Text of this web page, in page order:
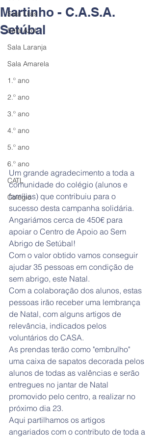
Sala Lilás
Sala Azul
Sala Laranja
Sala Amarela
1.º ano
2.º ano
3.º ano
4.º ano
5.º ano
6.º ano
CATL
Colégio
Martinho - C.A.S.A.
Setúbal
Um grande agradecimento a toda a
comunidade do colégio (alunos e
famílias) que contribuiu para o
sucesso desta campanha solidária.
Angariámos cerca de 450€ para
apoiar o Centro de Apoio ao Sem
Abrigo de Setúbal!
Com o valor obtido vamos conseguir
ajudar 35 pessoas em condição de
sem abrigo, este Natal.
Com a colaboração dos alunos, estas
pessoas irão receber uma lembrança
de Natal, com alguns artigos de
relevância, indicados pelos
voluntários do CASA.
As prendas terão como "embrulho"
uma caixa de sapatos decorada pelos
alunos de todas as valências e serão
entregues no jantar de Natal
promovido pelo centro, a realizar no
próximo dia 23.
Aqui partilhamos os artigos
angariados com o contributo de toda a